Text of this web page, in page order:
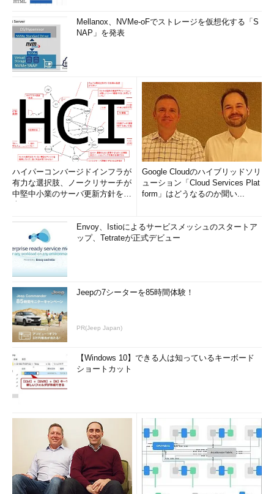
Mellanox、NVMe-oFでストレージを仮想化する「S
NAP」を発表
ハイパーコンバージドインフラが
有力な選択肢、ノークリサーチが
中堅中小業のサーバ更新方針を調
Google Cloudのハイブリッドソリ
ューション「Cloud Services Plat
form」はどうなるのか聞い...
Envoy、Istioによるサービスメッシュのスタートア
ップ、Tetrateが正式デビュー
Jeepの7シーターを85時間体験！
PR(Jeep Japan)
【Windows 10】できる人は知っているキーボード
ショートカット